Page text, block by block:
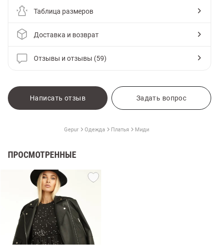
Таблица размеров
Доставка и возврат
Отзывы и отзывы (59)
Написать отзыв Задать вопрос
Gepur Одежда Платья Миди
ПРОСМОТРЕННЫЕ